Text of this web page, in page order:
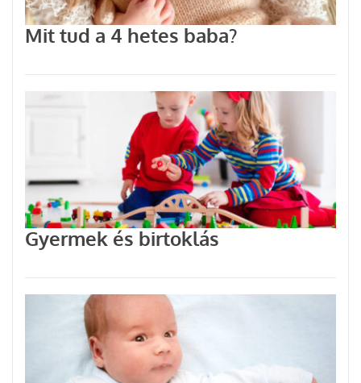
Mit tud a 4 hetes baba?
Gyermek és birtoklás